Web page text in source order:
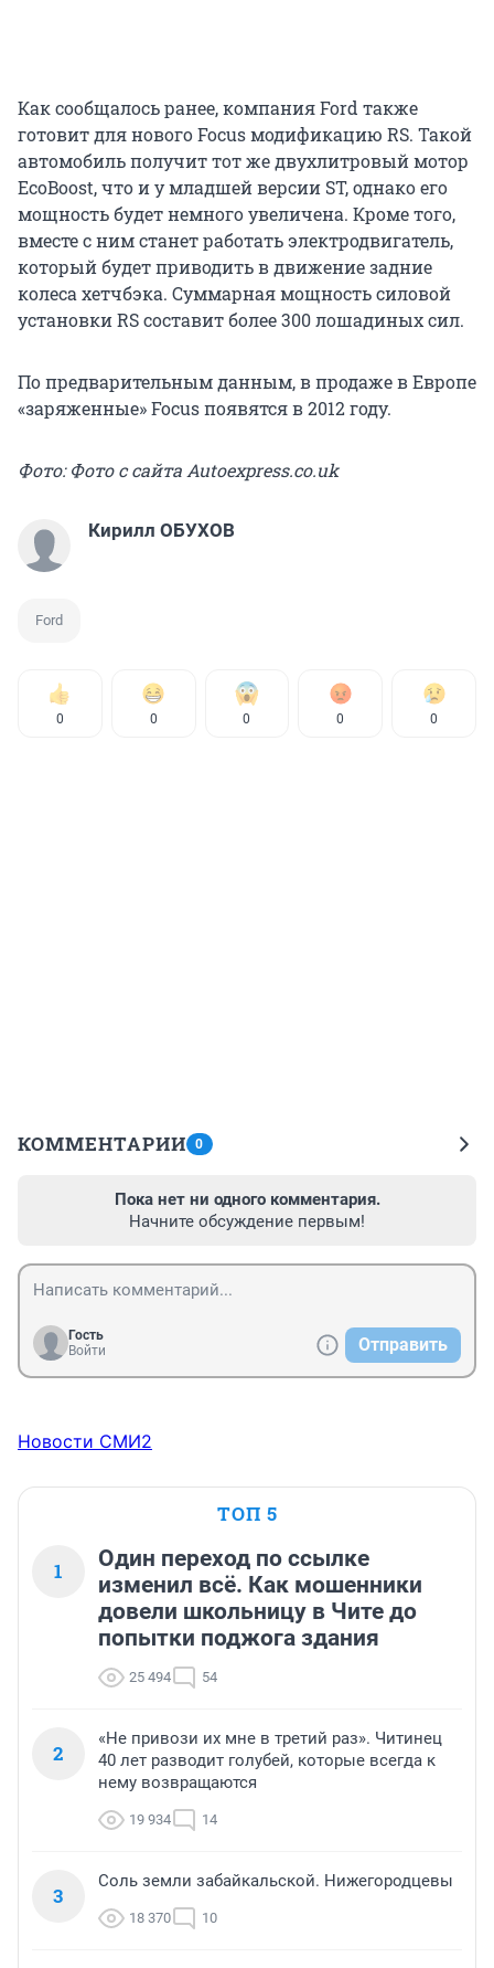
Как сообщалось ранее, компания Ford также
готовит для нового Focus модификацию RS. Такой
автомобиль получит тот же двухлитровый мотор
EcoBoost, что и у младшей версии ST, однако его
мощность будет немного увеличена. Кроме того,
вместе с ним станет работать электродвигатель,
который будет приводить в движение задние
колеса хетчбэка. Суммарная мощность силовой
установки RS составит более 300 лошадиных сил.
По предварительным данным, в продаже в Европе
«заряженные» Focus появятся в 2012 году.
Фото: Фото с сайта Autoexpress.co.uk
Кирилл ОБУХОВ
Ford
0 0 0 0 0
КОММЕНТАРИИ 0
Пока нет ни одного комментария.
Начните обсуждение первым!
Гость
Войти
Отправить
Новости СМИ2
ТОП 5
1
Один переход по ссылке
изменил всё. Как мошенники
довели школьницу в Чите до
попытки поджога здания
25 494 54
2
«Не привози их мне в третий раз». Читинец
40 лет разводит голубей, которые всегда к
нему возвращаются
19 934 14
3
Соль земли забайкальской. Нижегородцевы
18 370 10